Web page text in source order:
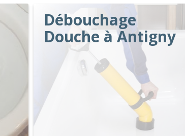
Débouchage
Douche à Antigny